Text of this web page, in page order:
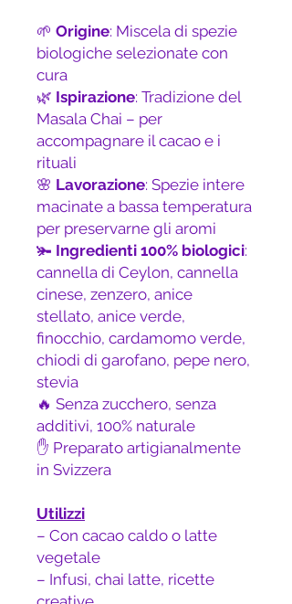
🌱 Origine: Miscela di spezie
biologiche selezionate con
cura
🌿 Ispirazione: Tradizione del
Masala Chai – per
accompagnare il cacao e i
rituali
🌸 Lavorazione: Spezie intere
macinate a bassa temperatura
per preservarne gli aromi
🫚 Ingredienti 100% biologici:
cannella di Ceylon, cannella
cinese, zenzero, anice
stellato, anice verde,
finocchio, cardamomo verde,
chiodi di garofano, pepe nero,
stevia
🔥 Senza zucchero, senza
additivi, 100% naturale
✋ Preparato artigianalmente
in Svizzera
Utilizzi
– Con cacao caldo o latte
vegetale
– Infusi, chai latte, ricette